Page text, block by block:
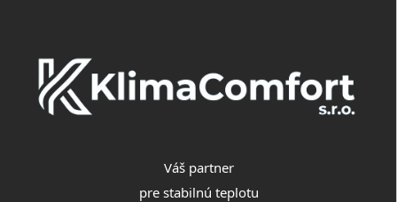
Váš partner
pre stabilnú teplotu